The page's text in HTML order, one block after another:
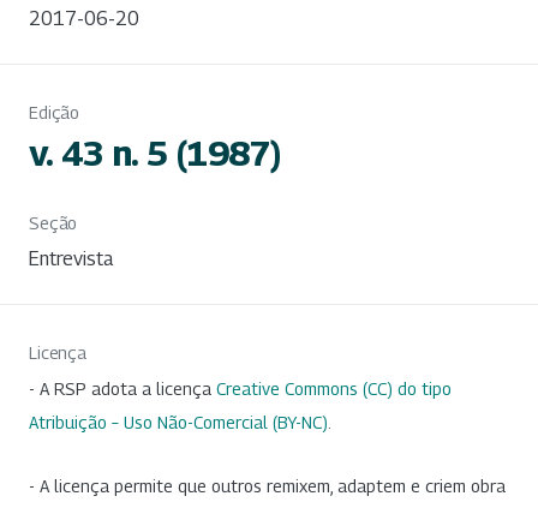
2017-06-20
Edição
v. 43 n. 5 (1987)
Seção
Entrevista
Licença
- A RSP adota a licença Creative Commons (CC) do tipo
Atribuição – Uso Não-Comercial (BY-NC)
- A licença permite que outros remixem, adaptem e criem obra